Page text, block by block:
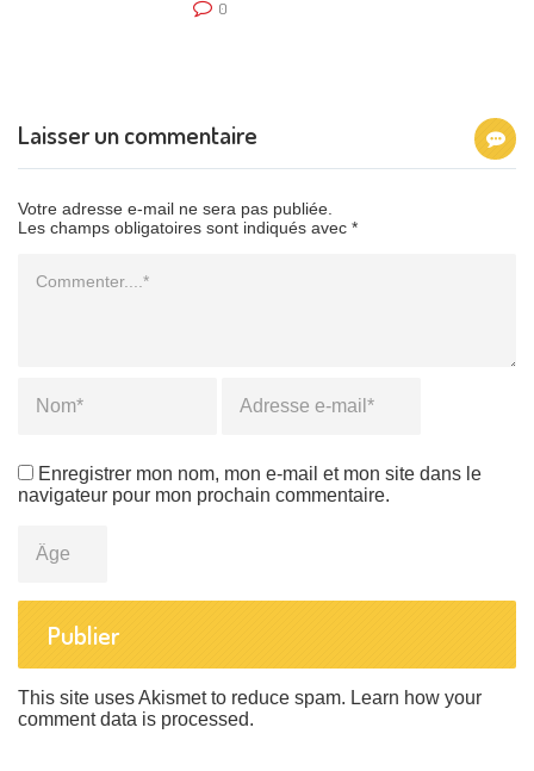
0
Laisser un commentaire
Votre adresse e-mail ne sera pas publiée.
Les champs obligatoires sont indiqués avec *
Enregistrer mon nom, mon e-mail et mon site dans le
navigateur pour mon prochain commentaire.
This site uses Akismet to reduce spam. Learn how your
comment data is processed.